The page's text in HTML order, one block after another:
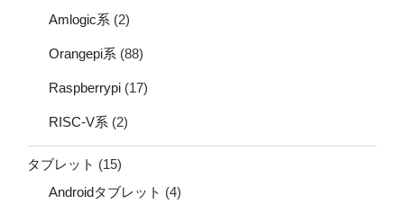
Amlogic系 (2)
Orangepi系 (88)
Raspberrypi (17)
RISC-V系 (2)
タブレット (15)
Androidタブレット (4)